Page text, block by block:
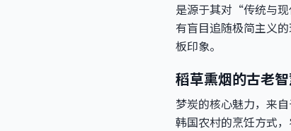
是源于其对“传统与
有盲目追随极简主义
板印象。
稻草熏烟的古老
梦炭的核心魅力，来
韩国农村的烹饪方式